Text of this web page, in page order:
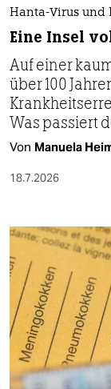
Hanta-Virus und
Eine Insel
Auf einer
über 100
Was passiert
Von Manuela
18.7.2026